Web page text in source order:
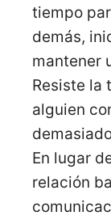
tiempo
demás,
mantener
Resiste la
alguien
En lugar
relación